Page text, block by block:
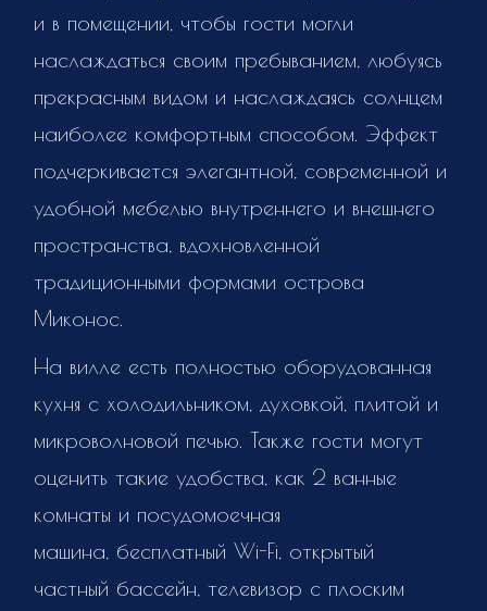
и в помещении, чтобы гости могли
наслаждаться своим пребыванием, любуясь
прекрасным видом и наслаждаясь солнцем
наиболее комфортным способом. Эффект
подчеркивается элегантной, современной и
удобной мебелью внутреннего и внешнего
пространства, вдохновленной
традиционными формами острова
Миконос.
На вилле есть полностью оборудованная
кухня с холодильником, духовкой, плитой и
микроволновой печью. Также гости могут
оценить такие удобства, как 2 ванные
комнаты и посудомоечная
машина, бесплатный Wi-Fi, открытый
частный бассейн, телевизор с плоским